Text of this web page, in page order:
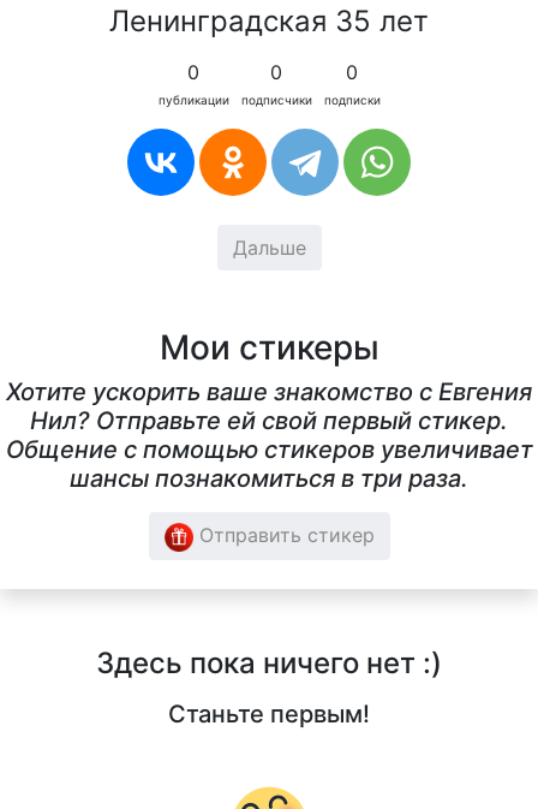
Ленинградская 35 лет
0
публикации
0
подписчики
0
подписки
Дальше
Мои стикеры
Хотите ускорить ваше знакомство с Евгения
Нил? Отправьте ей свой первый стикер.
Общение с помощью стикеров увеличивает
шансы познакомиться в три раза.
Отправить стикер
Здесь пока ничего нет :)
Станьте первым!